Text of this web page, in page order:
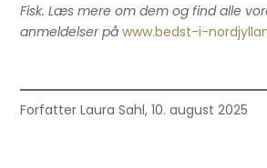
Fisk. Læs mere om dem og find alle
anmeldelser påwww.bedst-i-
Forfatter Laura Sahl, 10. august 2025